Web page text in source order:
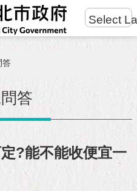
Select
答
答
?能不能收便宜一